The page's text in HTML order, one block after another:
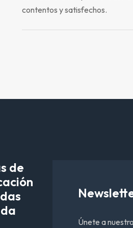
contentos y satisfechos.
de
Únete a